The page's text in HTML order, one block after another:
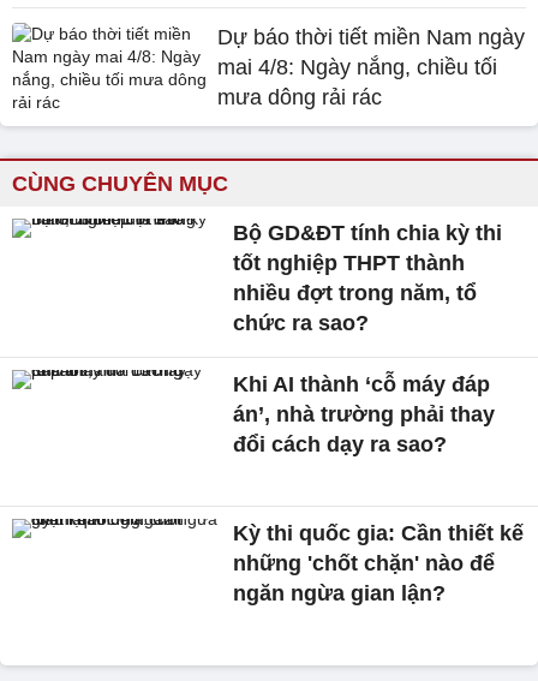
Dự báo thời tiết miền Nam ngày
mai 4/8: Ngày nắng, chiều tối
mưa dông rải rác
CÙNG CHUYÊN MỤC
Bộ GD&ĐT tính chia kỳ thi
tốt nghiệp THPT thành
nhiều đợt trong năm, tổ
chức ra sao?
Khi AI thành ‘cỗ máy đáp
án’, nhà trường phải thay
đổi cách dạy ra sao?
Kỳ thi quốc gia: Cần thiết kế
những 'chốt chặn' nào để
ngăn ngừa gian lận?